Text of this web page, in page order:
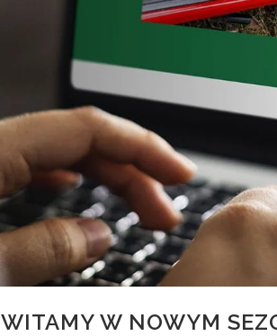
WITAMY W NOWYM